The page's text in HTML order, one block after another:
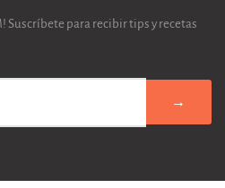
Suscríbete para recibir tips y recetas
→